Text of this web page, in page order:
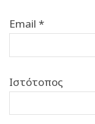
Email *
Ιστότοπος